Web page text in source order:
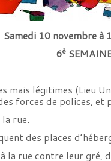
Samedi 10 novembre à
6è
mais légitimes (Lieu
forces de polices, et
rue.
des places
la rue contre leur gré,